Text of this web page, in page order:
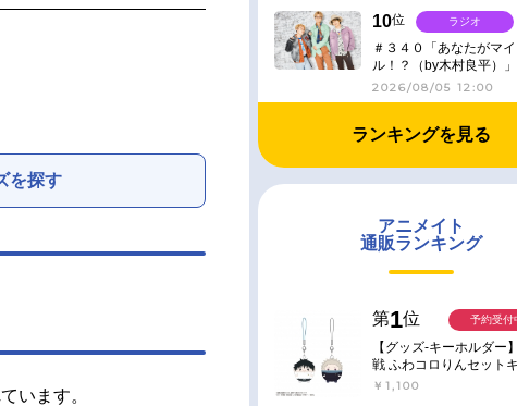
を探す
います。
10位
＃３４０「あなたがマ
ル！？（by木村良平）
のキラキラ☆ビートＲ
2026/08/05 12:00
ラジオ
ランキングを見る
アニメイト
通販ランキング
第1位
【グッズ-キーホルダー
戦 ふわコロりんセット
ダー【アニメイト特典付
￥1,100
予約受付